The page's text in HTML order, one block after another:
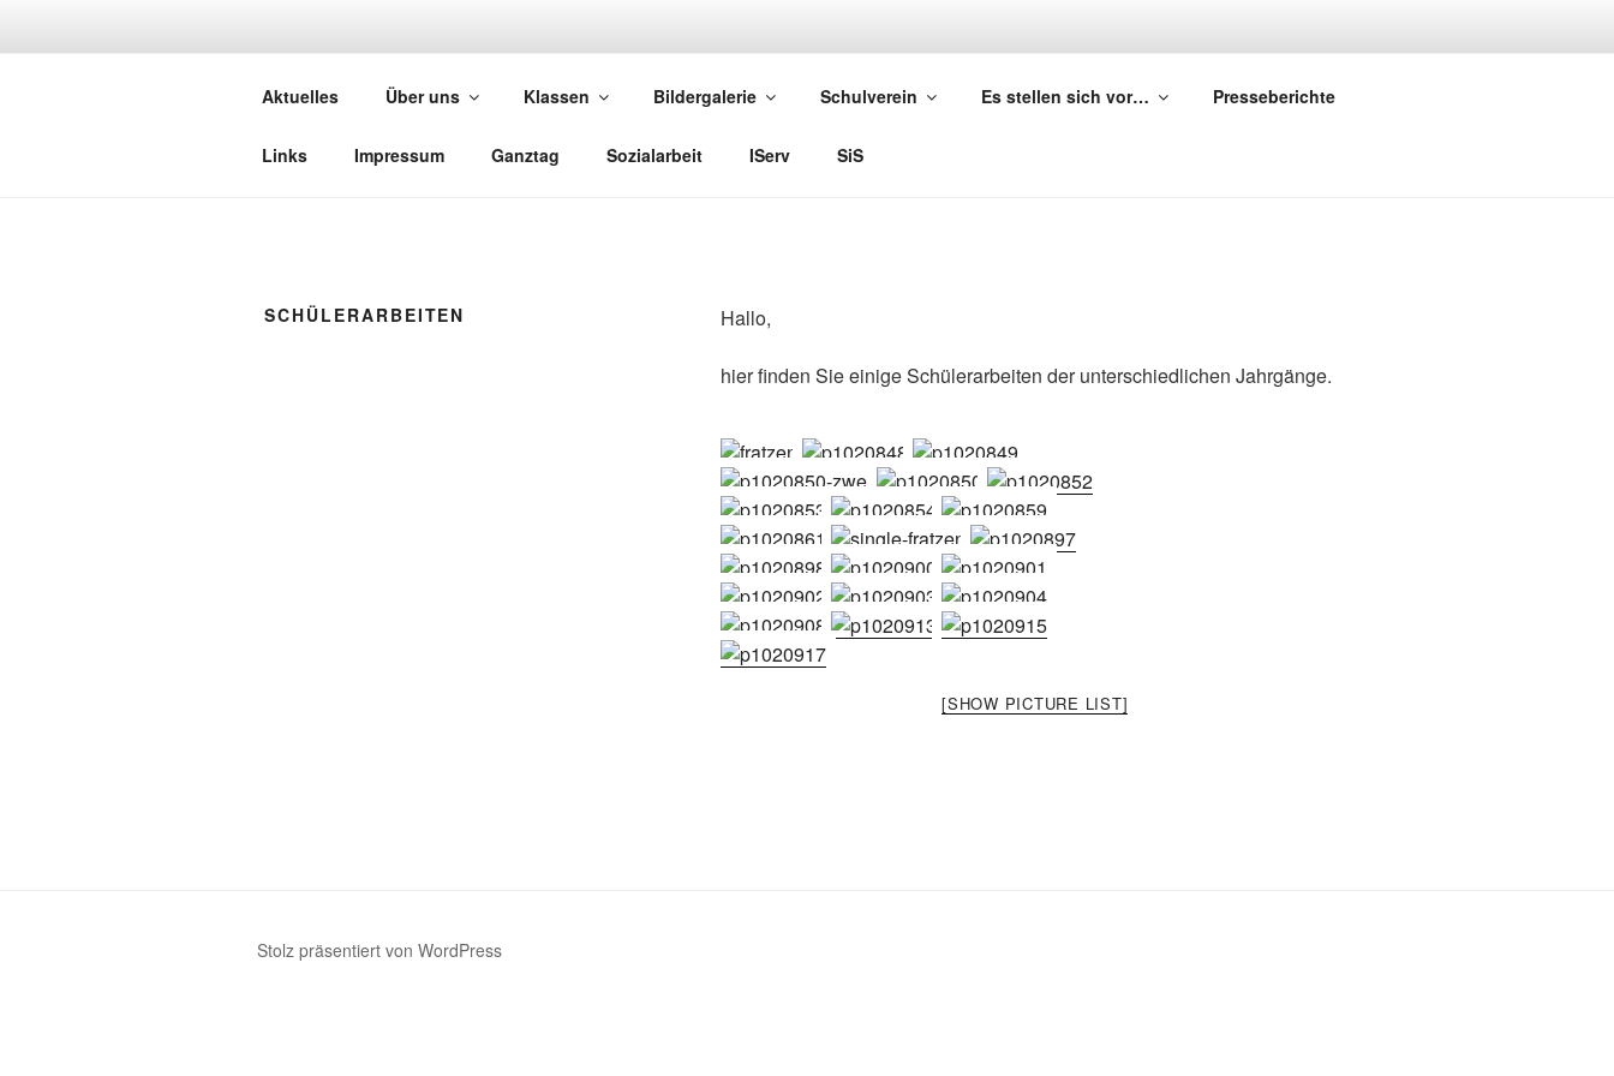
GRUNDSCHULE REPPENSTEDT
Aktuelles Über uns Klassen Bildergalerie Schulverein Es stellen sich vor… Presseberichte
Links Impressum Ganztag Sozialarbeit IServ SiS
SCHÜLERARBEITEN Hallo,
hier finden Sie einige Schülerarbeiten der unterschiedlichen Jahrgänge.
[SHOW PICTURE LIST]
Stolz präsentiert von WordPress